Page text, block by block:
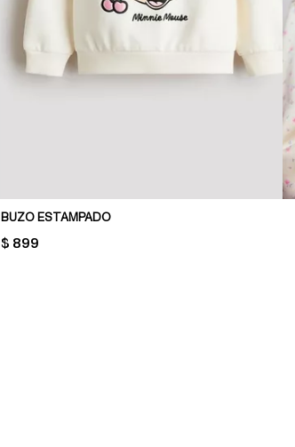
BUZO ESTAMPADO
PRICE:
$ 899